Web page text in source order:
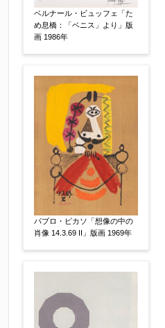
ベルナール・ビュッフェ「た
め息橋：「ベニス」より」版
画 1986年
パブロ・ピカソ「想像の中の
肖像 14.3.69 II」版画 1969年